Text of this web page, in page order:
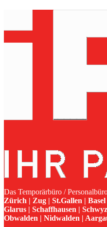
Das Temporärbüro /
Zürich | Zug | St.Gallen |
Glarus | Schaffhausen |
Obwalden | Nidwalden |